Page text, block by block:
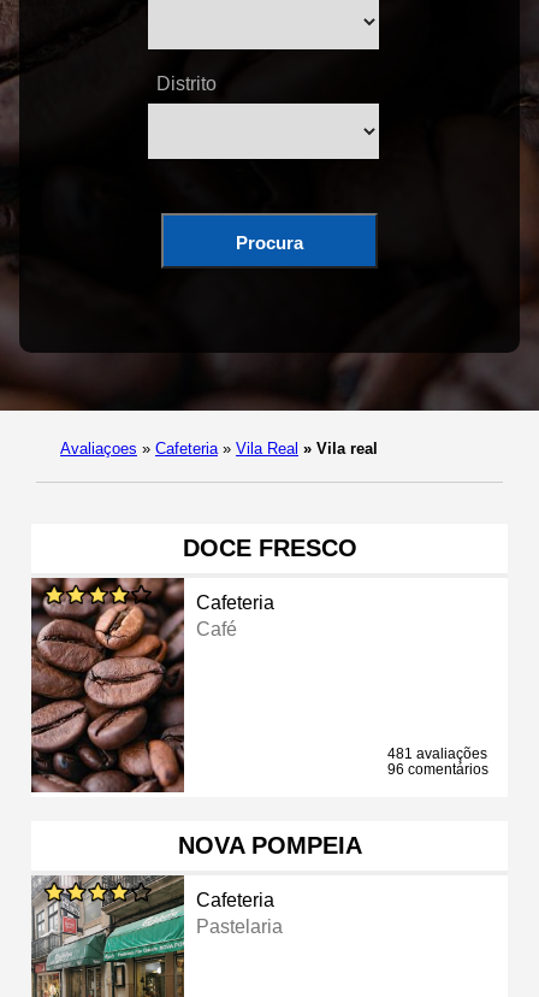
Distrito
Procura
Avaliaçoes » Cafeteria » Vila Real » Vila real
DOCE FRESCO
Cafeteria
Café
481 avaliações
96 comentários
NOVA POMPEIA
Cafeteria
Pastelaria